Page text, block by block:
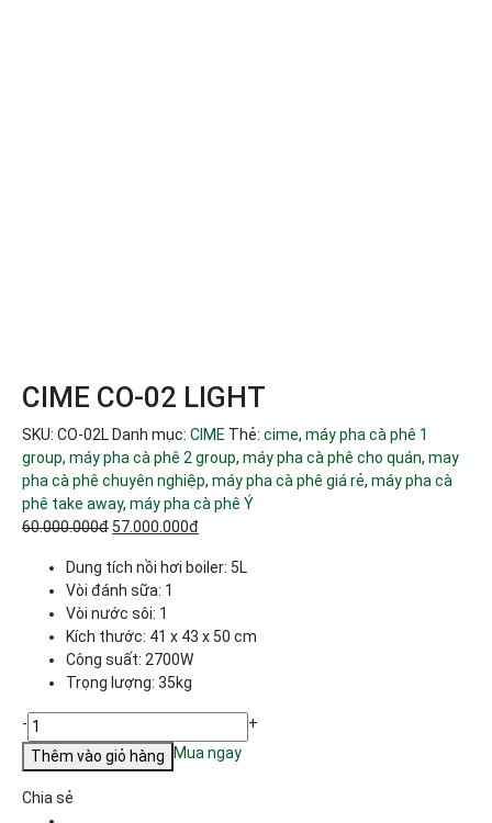
CIME CO-02 LIGHT
SKU: CO-02L Danh mục: CIME Thẻ: cime, máy pha cà phê 1
group, máy pha cà phê 2 group, máy pha cà phê cho quán, may
pha cà phê chuyên nghiệp, máy pha cà phê giá rẻ, máy pha cà
phê take away, máy pha cà phê Ý
60.000.000đ Giá
là:
60.000.000đ.
57.000.000đ
tại
Dung tích nồi hơi boiler: 5L
Vòi đánh sữa: 1
Vòi nước sôi: 1
Kích thước: 41 x 43 x 50 cm
Công suất: 2700W
Trọng lượng: 35kg
Số
lượng
-
+
Thêm vào giỏ hàng
Mua ngay
Chia sẻ